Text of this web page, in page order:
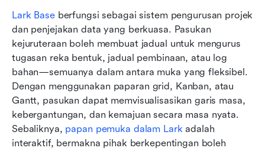
Lark Base berfungsi sebagai sistem pengurusan projek
dan penjejakan data yang berkuasa. Pasukan
kejuruteraan boleh membuat jadual untuk mengurus
tugasan reka bentuk, jadual pembinaan, atau log
bahan—semuanya dalam antara muka yang fleksibel.
Dengan menggunakan paparan grid, Kanban, atau
Gantt, pasukan dapat memvisualisasikan garis masa,
kebergantungan, dan kemajuan secara masa nyata.
Sebaliknya, papan pemuka dalam Lark adalah
interaktif, bermakna pihak berkepentingan boleh